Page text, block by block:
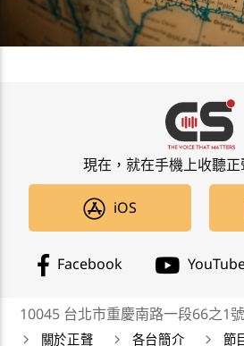
現在，就在手機上收聽正
iOS
Facebook
10045 台北市重慶南路一段66之1
關於正聲
各台簡介 節